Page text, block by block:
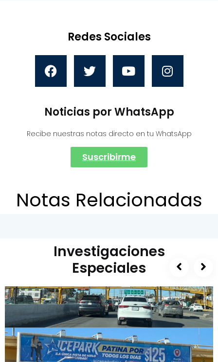
Redes Sociales
Noticias por WhatsApp
Recibe nuestras notas directo en tu WhatsApp
Suscribirme
Notas Relacionadas
Investigaciones
Especiales